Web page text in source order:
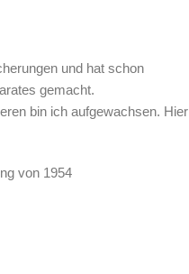
und hat schon
gemacht.
bin ich aufgewachsen. Hier
von 1954